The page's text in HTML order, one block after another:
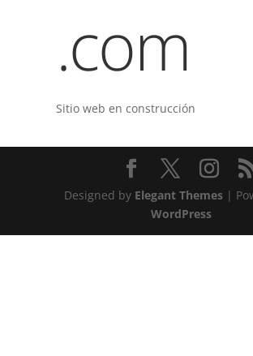
.com
Sitio web en construcción
Designed by Elegant Themes|
WordPress